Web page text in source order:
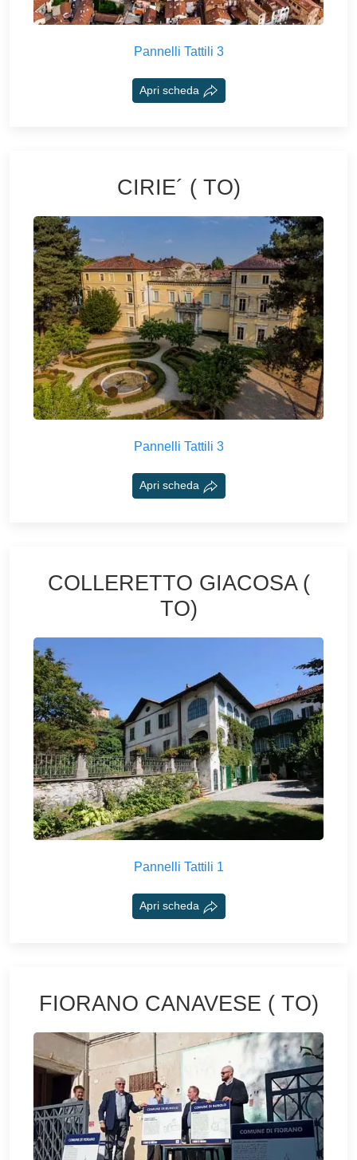
Pannelli Tattili 3
Apri scheda
CIRIE´ ( TO)
Pannelli Tattili 3
Apri scheda
COLLERETTO GIACOSA (
TO)
Pannelli Tattili 1
Apri scheda
FIORANO CANAVESE ( TO)